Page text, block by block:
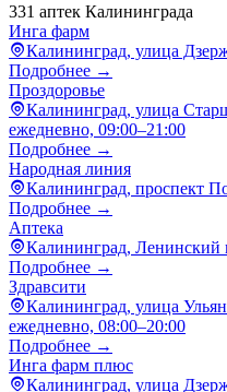
331 аптек Калининграда
Инга фарм
Калининград, улица
Подробнее →
Проздоровье
Калининград, улица
ежедневно, 09:00–21:00
Подробнее →
Народная линия
Калининград, проспект
Подробнее →
Аптека
Калининград, Ленинский
Подробнее →
Здравсити
Калининград, улица
ежедневно, 08:00–20:00
Подробнее →
Инга фарм плюс
Калининград, улица